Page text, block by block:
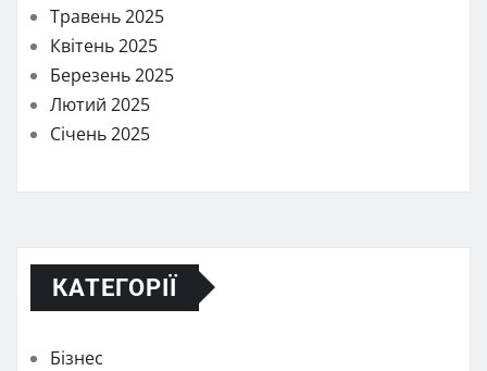
Травень 2025
Квітень 2025
Березень 2025
Лютий 2025
Січень 2025
КАТЕГОРІЇ
Бізнес